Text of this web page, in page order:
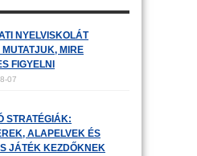
NYELVISKOLÁT
MUTATJUK, MIRE
FIGYELNI
07
STRATÉGIÁK:
ALAPELVEK ÉS
JÁTÉK KEZDŐKNEK